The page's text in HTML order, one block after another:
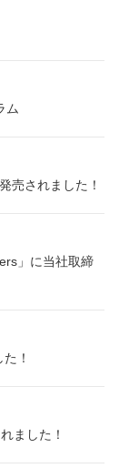
ム
売されました！
」に当社取締
！
ました！